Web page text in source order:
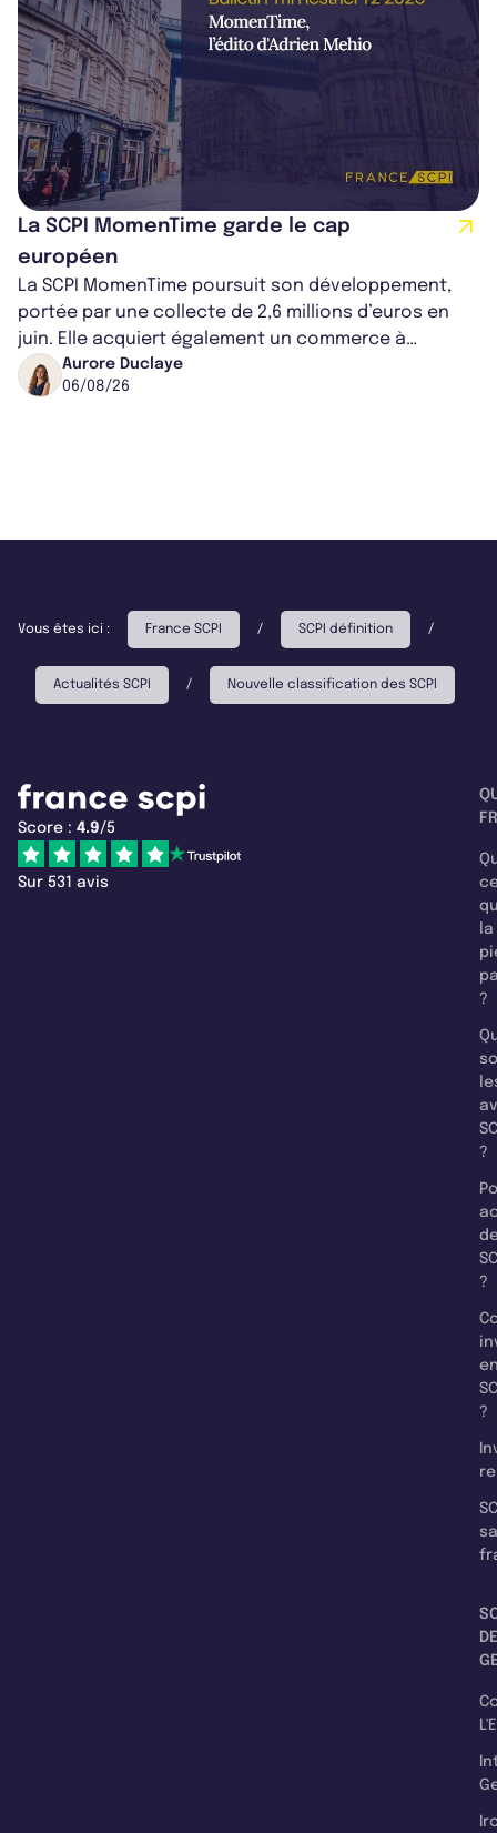
La SCPI MomenTime garde le cap
européen
La SCPI MomenTime poursuit son développement,
portée par une collecte de 2,6 millions d’euros en
juin. Elle acquiert également un commerce à
Worcester, place une plateforme logisti...
Aurore Duclaye
06/08/26
Vous êtes ici : France SCPI / SCPI définition /
Actualités SCPI / Nouvelle classification des SCPI
Score : 4.9/5
Sur 531 avis
la
?
?
?
?
DE